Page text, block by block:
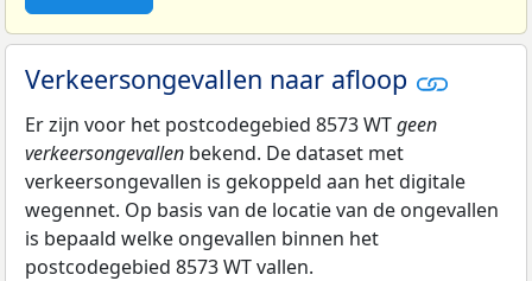
Verkeersongevallen naar afloop
Er zijn voor het postcodegebied 8573 WTgeen
verkeersongevallen bekend. De dataset met
verkeersongevallen is gekoppeld aan het digitale
wegennet. Op basis van de locatie van de ongevallen
is bepaald welke ongevallen binnen het
postcodegebied 8573 WT vallen.